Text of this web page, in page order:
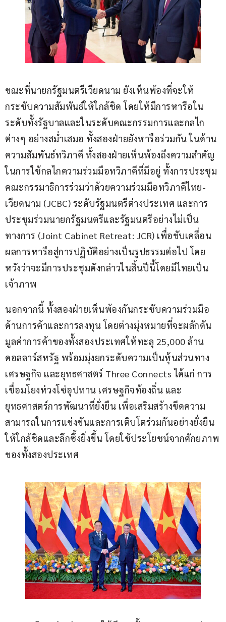
ขณะที่นายกรัฐมนตรีเวียดนาม ยังเห็นพ้องที่จะให้
กระชับความสัมพันธ์ให้ใกล้ชิด โดยให้มีการหารือใน
ระดับทั้งรัฐบาลและในระดับคณะกรรมการและกลไก
ต่างๆ อย่างสม่ำเสมอ ทั้งสองฝ่ายยังหารือร่วมกัน ในด้าน
ความสัมพันธ์ทวิภาคี ทั้งสองฝ่ายเห็นพ้องถึงความสำคัญ
ในการใช้กลไกความร่วมมือทวิภาคีที่มีอยู่ ทั้งการประชุม
คณะกรรมาธิการร่วมว่าด้วยความร่วมมือทวิภาคีไทย-
เวียดนาม (JCBC) ระดับรัฐมนตรีต่างประเทศ และการ
ประชุมร่วมนายกรัฐมนตรีและรัฐมนตรีอย่างไม่เป็น
ทางการ (Joint Cabinet Retreat: JCR) เพื่อขับเคลื่อน
ผลการหารือสู่การปฏิบัติอย่างเป็นรูปธรรมต่อไป โดย
หวังว่าจะมีการประชุมดังกล่าวในสิ้นปีนี้โดยมีไทยเป็น
เจ้าภาพ
นอกจากนี้ ทั้งสองฝ่ายเห็นพ้องกันกระชับความร่วมมือ
ด้านการค้าและการลงทุน โดยต่างมุ่งหมายที่จะผลักดัน
มูลค่าการค้าของทั้งสองประเทศให้ทะลุ 25,000 ล้าน
ดอลลาร์สหรัฐ พร้อมมุ่งยกระดับความเป็นหุ้นส่วนทาง
เศรษฐกิจ และยุทธศาสตร์ Three Connects ได้แก่ การ
เชื่อมโยงห่วงโซ่อุปทาน เศรษฐกิจท้องถิ่น และ
ยุทธศาสตร์การพัฒนาที่ยั่งยืน เพื่อเสริมสร้างขีดความ
สามารถในการแข่งขันและการเติบโตร่วมกันอย่างยั่งยืน
ให้ใกล้ชิดและลึกซึ้งยิ่งขึ้น โดยใช้ประโยชน์จากศักยภาพ
ของทั้งสองประเทศ